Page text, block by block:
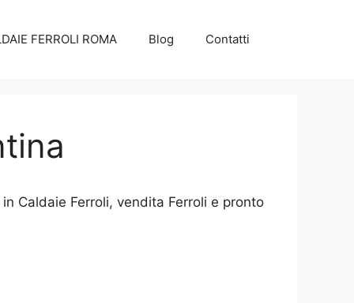
FERROLI ROMA Blog Contatti
Caldaie Ferroli, vendita Ferroli e pronto